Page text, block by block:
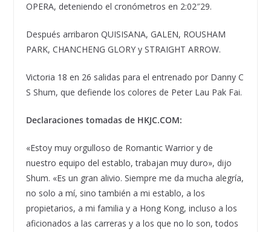
OPERA, deteniendo el cronómetros en 2:02″29.
Después arribaron QUISISANA, GALEN, ROUSHAM
PARK, CHANCHENG GLORY y STRAIGHT ARROW.
Victoria 18 en 26 salidas para el entrenado por Danny C
S Shum, que defiende los colores de Peter Lau Pak Fai.
Declaraciones tomadas de HKJC.COM:
«Estoy muy orgulloso de Romantic Warrior y de
nuestro equipo del establo, trabajan muy duro», dijo
Shum. «Es un gran alivio. Siempre me da mucha alegría,
no solo a mí, sino también a mi establo, a los
propietarios, a mi familia y a Hong Kong, incluso a los
aficionados a las carreras y a los que no lo son, todos